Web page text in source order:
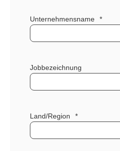
Unternehmensname *
Jobbezeichnung
Land/Region *